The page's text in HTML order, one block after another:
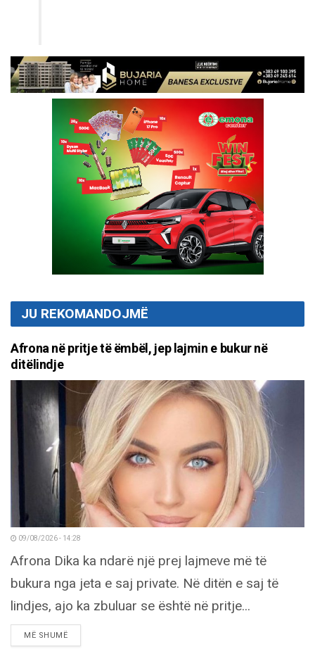
JU REKOMANDOJMË
Afrona në pritje të ëmbël, jep lajmin e bukur në
ditëlindje
09/08/2026 - 14:28
Afrona Dika ka ndarë një prej lajmeve më të
bukura nga jeta e saj private. Në ditën e saj të
lindjes, ajo ka zbuluar se është në pritje...
MË SHUMËDETAILS